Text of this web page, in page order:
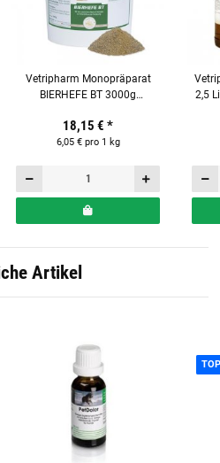
Vetripharm Monopräparat
BIERHEFE BT 3000g
18,15 € *
6,05 € pro 1 kg
2,5
Artikel